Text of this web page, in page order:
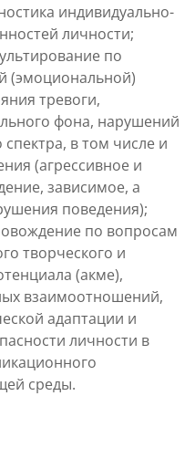
индивидуально-
личности;
по
(эмоциональной)
тревоги,
фона, нарушений
в том числе и
(агрессивное и
зависимое, а
поведения);
по вопросам
творческого и
(акме),
взаимоотношений,
адаптации и
личности в
среды.